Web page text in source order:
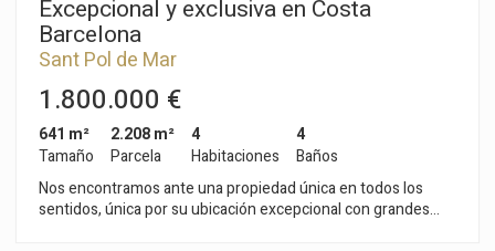
Excepcional y exclusiva en Costa
Barcelona
Sant Pol de Mar
1.800.000 €
641 m²
Tamaño
2.208 m²
Parcela
4
Habitaciones
4
Baños
Nos encontramos ante una propiedad única en todos los
sentidos, única por su ubicación excepcional con grandes